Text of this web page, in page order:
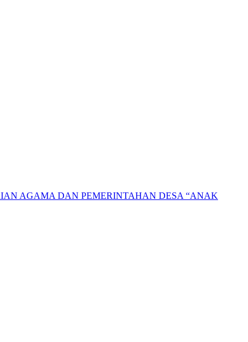
AGAMA DAN PEMERINTAHAN DESA “ANAK